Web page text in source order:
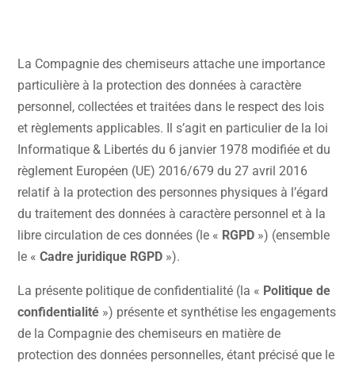
La Compagnie des chemiseurs attache une importance
particulière à la protection des données à caractère
personnel, collectées et traitées dans le respect des lois
et règlements applicables. Il s’agit en particulier de la loi
Informatique & Libertés du 6 janvier 1978 modifiée et du
règlement Européen (UE) 2016/679 du 27 avril 2016
relatif à la protection des personnes physiques à l’égard
du traitement des données à caractère personnel et à la
libre circulation de ces données (le « RGPD ») (ensemble
le «Cadre juridique RGPD »).
La présente politique de confidentialité (la « Politique de
confidentialité ») présente et synthétise les engagements
de la Compagnie des chemiseurs en matière de
protection des données personnelles, étant précisé que le